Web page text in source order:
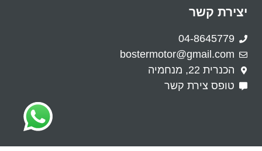
יצירת קשר
04-8645779
bostermotor@gmail.com
הכנרית 22, מנחמיה
טופס צירת קשר